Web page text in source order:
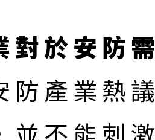
對於安防
防產業熱